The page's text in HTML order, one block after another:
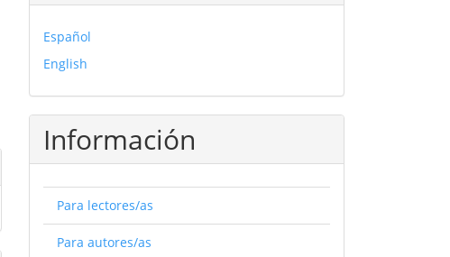
Español
English
Información
Para lectores/as
Para autores/as